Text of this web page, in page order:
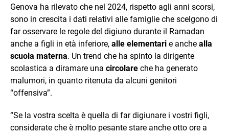
Genova ha rilevato che nel 2024, rispetto agli anni scorsi,
sono in crescita i dati relativi alle famiglie che scelgono di
far osservare le regole del digiuno durante il Ramadan
anche a figli in età inferiore, alle elementari e anche alla
scuola materna. Un trend che ha spinto la dirigente
scolastica a diramare una circolare che ha generato
malumori, in quanto ritenuta da alcuni genitori
“offensiva”.
“Se la vostra scelta è quella di far digiunare i vostri figli,
considerate che è molto pesante stare anche otto ore a